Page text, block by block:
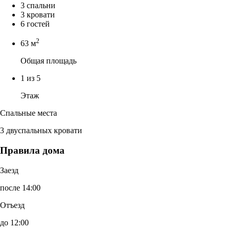
3 спальни
3 кровати
6 гостей
63 м2
Общая площадь
1 из 5
Этаж
Спальные места
3 двуспальных кровати
Правила дома
Заезд
после 14:00
Отъезд
до 12:00